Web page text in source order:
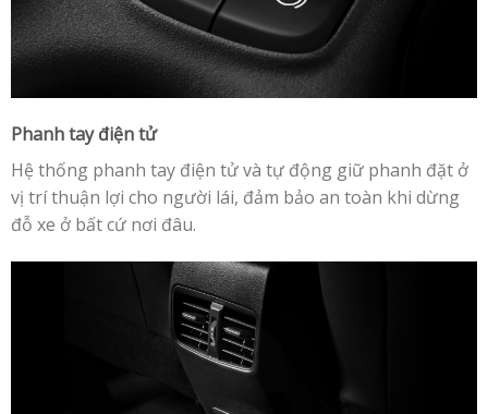
Phanh tay điện tử
Hệ thống phanh tay điện tử và tự động giữ phanh đặt ở
vị trí thuận lợi cho người lái, đảm bảo an toàn khi dừng
đỗ xe ở bất cứ nơi đâu.